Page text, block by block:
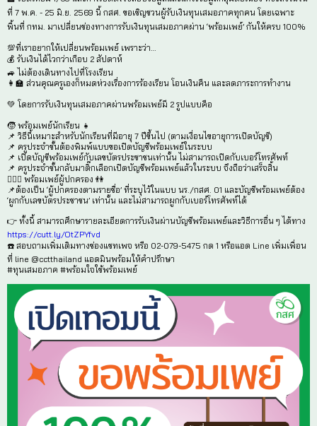
📲 #พร้อมเพย์ 100% เ
🏫 เปิดเทอม 1/69 และการเปิดตรวจสอบข้อมูลและแก้ไข
ที่ 7 พ.ค. - 25 มิ.ย. 2569 นี้ กสศ. ขอเชิญชวนผู้รับเงินทุน
พื้นที่ กทม. มาเปลี่ยนช่องทางการรับเงินทุนเสมอภาคผ่าน
💯ที่เราอยากให้เปลี่ยนพร้อมเพย์ เพราะว่า…
💰 รับเงินได้ไวกว่าเกือบ 2 สัปดาห์
🚙 ไม่ต้องเดินทางไปที่โรงเรียน
👩‍🏫 ส่วนคุณครูเองก็หมดห่วงเรื่องการร้องเรียน โอนเงิน
💚 โดยการรับเงินทุนเสมอภาคผ่านพร้อมเพย์มี 2 รูปแบบ
🧒 พร้อมเพย์นักเรียน 👧
📌 วิธีนี้เหมาะสำหรับนักเรียนที่มีอายุ 7 ปีขึ้นไป (ตามเงื่อ
📌 ครูประจำชั้นต้องพิมพ์แบบขอเปิดบัญชีพร้อมเพย์ในระ
📌 เปิดบัญชีพร้อมเพย์กับเลขบัตรประชาชนเท่านั้น ไม่สา
📌 ครูประจำชั้นกลับมาติ๊กเลือกเปิดบัญชีพร้อมเพย์แล้วใน